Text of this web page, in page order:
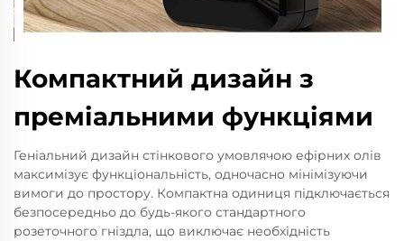
Компактний дизайн з
преміальними функціями
Геніальний дизайн стінкового умовлячою ефірних олів
максимізує функціональність, одночасно мінімізуючи
вимоги до простору. Компактна одиниця підключається
безпосередньо до будь-якого стандартного
розеточного гніздла, що виключає необхідність